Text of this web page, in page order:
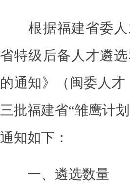
根据福建省委
省特级后备人才遴
的通知》（闽委人才
三批福建省“雏鹰计
通知如下：
一、遴选数量